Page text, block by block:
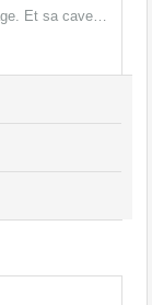
Et sa cave…